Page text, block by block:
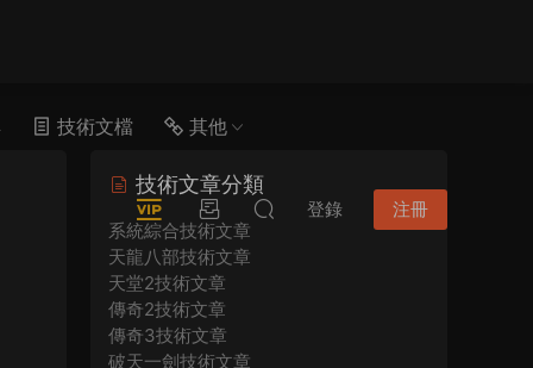
技術文檔 其他
登錄 注冊
技術文章分類
系統綜合技術文章
天龍八部技術文章
天堂2技術文章
傳奇2技術文章
傳奇3技術文章
破天一劍技術文章